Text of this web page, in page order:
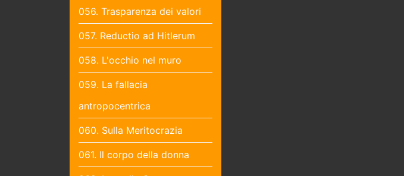
056. Trasparenza dei valori
057. Reductio ad Hitlerum
058. L'occhio nel muro
059. La fallacia
antropocentrica
060. Sulla Meritocrazia
061. Il corpo della donna